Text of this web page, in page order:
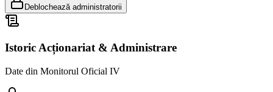
Deblochează administratorii
Istoric Acționariat & Administrare
Date din Monitorul Oficial IV